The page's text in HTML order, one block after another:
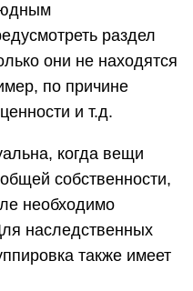
раздел
они не находятся
по причине
и т.д.
когда вещи
собственности,
необходимо
наследственных
также имеет